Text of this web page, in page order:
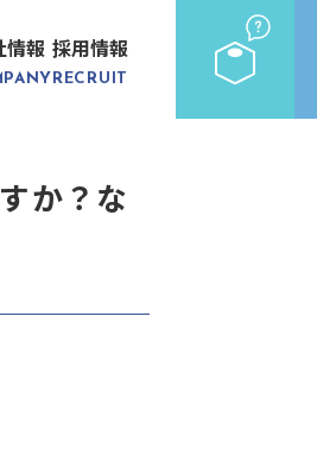
情報 採用情報
RECRUIT
か？な